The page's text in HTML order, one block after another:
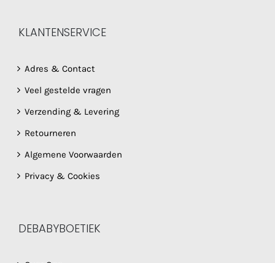
KLANTENSERVICE
Adres & Contact
Veel gestelde vragen
Verzending & Levering
Retourneren
Algemene Voorwaarden
Privacy & Cookies
DEBABYBOETIEK